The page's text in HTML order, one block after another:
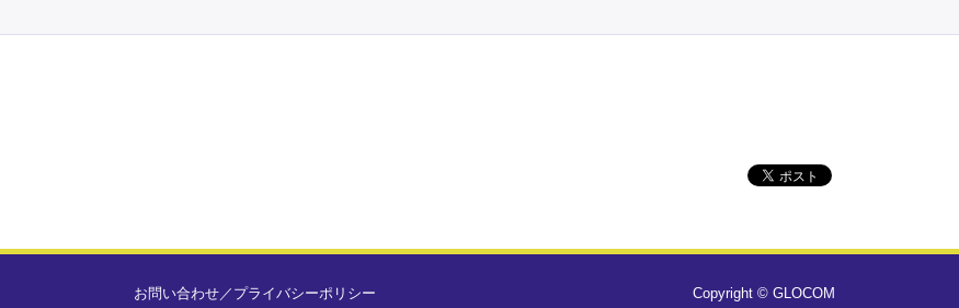
お問い合わせ／ プライバシーポリシー Copyright © GLOCOM